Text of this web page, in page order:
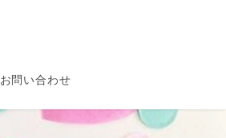
お問い合わせ